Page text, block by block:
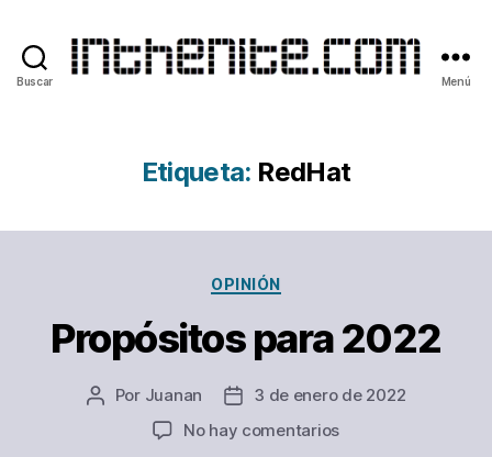
Buscar Menú
Etiqueta: RedHat
Categorías
OPINIÓN
Propósitos para 2022
Autor
Por Juanan
Fecha
la
3 de enero de 2022
No hay comentariosen